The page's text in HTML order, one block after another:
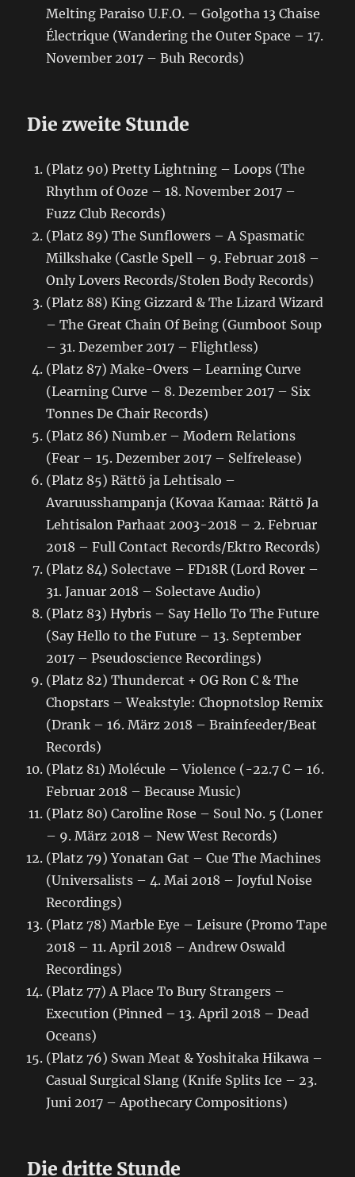
Melting Paraiso U.F.O. – Golgotha 13 Chaise
Électrique (Wandering the Outer Space – 17.
November 2017 – Buh Records)
Die zweite Stunde
(Platz 90) Pretty Lightning – Loops (The
Rhythm of Ooze – 18. November 2017 –
Fuzz Club Records)
(Platz 89) The Sunflowers – A Spasmatic
Milkshake (Castle Spell – 9. Februar 2018 –
Only Lovers Records/Stolen Body Records)
(Platz 88) King Gizzard & The Lizard Wizard
– The Great Chain Of Being (Gumboot Soup
– 31. Dezember 2017 – Flightless)
(Platz 87) Make-Overs – Learning Curve
(Learning Curve – 8. Dezember 2017 – Six
Tonnes De Chair Records)
(Platz 86) Numb.er – Modern Relations
(Fear – 15. Dezember 2017 – Selfrelease)
(Platz 85) Rättö ja Lehtisalo –
Avaruusshampanja (Kovaa Kamaa: Rättö Ja
Lehtisalon Parhaat 2003-2018 – 2. Februar
2018 – Full Contact Records/Ektro Records)
(Platz 84) Solectave – FD18R (Lord Rover –
31. Januar 2018 – Solectave Audio)
(Platz 83) Hybris – Say Hello To The Future
(Say Hello to the Future – 13. September
2017 – Pseudoscience Recordings)
(Platz 82) Thundercat + OG Ron C & The
Chopstars – Weakstyle: Chopnotslop Remix
(Drank – 16. März 2018 – Brainfeeder/Beat
Records)
(Platz 81) Molécule – Violence (-22.7 C – 16.
Februar 2018 – Because Music)
(Platz 80) Caroline Rose – Soul No. 5 (Loner
– 9. März 2018 – New West Records)
(Platz 79) Yonatan Gat – Cue The Machines
(Universalists – 4. Mai 2018 – Joyful Noise
Recordings)
(Platz 78) Marble Eye – Leisure (Promo Tape
2018 – 11. April 2018 – Andrew Oswald
Recordings)
(Platz 77) A Place To Bury Strangers –
Execution (Pinned – 13. April 2018 – Dead
Oceans)
(Platz 76) Swan Meat & Yoshitaka Hikawa –
Casual Surgical Slang (Knife Splits Ice – 23.
Juni 2017 – Apothecary Compositions)
Die dritte Stunde